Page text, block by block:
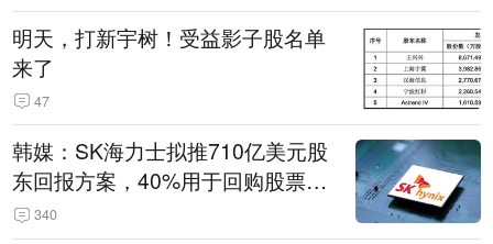
明天，打新宇树！受益影子股名单
来了
47
韩媒：SK海力士拟推710亿美元股
东回报方案，40%用于回购股票，
相当于美股发行规模
340